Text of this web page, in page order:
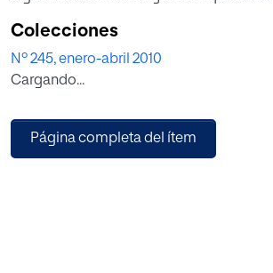
años del Pontificado, en las que el
cuestiones directamente relacionadas
su fin específico, las dificultades que
Los textos considerados constituyen
ilustrativas para comprender aspectos
Colecciones
Nº 245, enero-abril 2010
Cargando...
Página completa del ítem